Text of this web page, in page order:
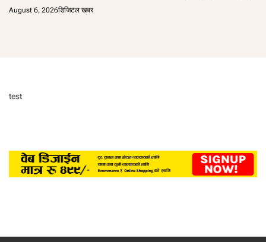
August 6, 2026डिजिटल खबर
test